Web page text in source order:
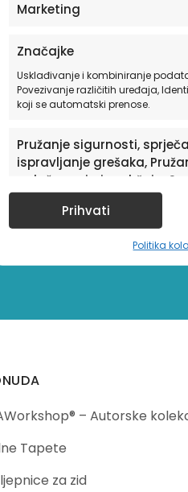
Marketing
Značajke
Usklađivanje i kombiniranje
Povezivanje različitih uređaja,
koji se automatski prenose.
Pružanje sigurnosti,
ispravljanje grešaka,
oglašavanja i sadržaja,
u pogledu privatnosti.
Prihvati
Politika
doma te informacije o
– Autorske
Tapete
za zid